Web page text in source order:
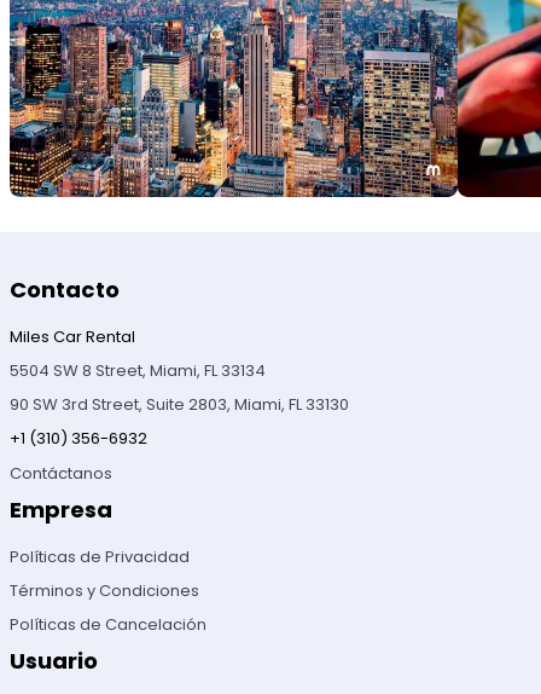
Contacto
Miles Car Rental
5504 SW 8 Street, Miami, FL 33134
90 SW 3rd Street, Suite 2803, Miami, FL 33130
+1 (310) 356-6932
Contáctanos
Empresa
Políticas de Privacidad
Términos y Condiciones
Políticas de Cancelación
Usuario